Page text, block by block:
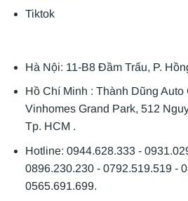
Tiktok
Hà Nội: 11-B8 Đầm Trấu, P.
Hồ Chí Minh : Thành Dũng Auto
Vinhomes Grand Park, 512
Tp. HCM .
Hotline: 0944.628.333 -
0896.230.230 - 0792.519.519 -
0565.691.699.